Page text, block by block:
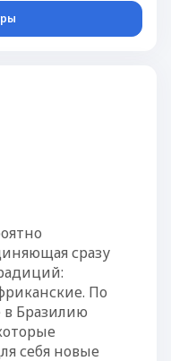
сразу
По
Бразилию
себя новые